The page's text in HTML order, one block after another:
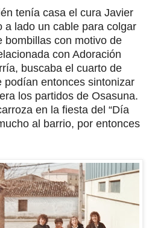
tenía casa el cura Javier
a lado un cable para colgar
bombillas con motivo de
con Adoración
buscaba el cuarto de
podían entonces sintonizar
los partidos de Osasuna.
en la fiesta del “Día
al barrio, por entonces